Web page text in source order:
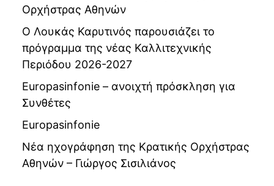
Ορχήστρας Αθηνών
Ο Λουκάς Καρυτινός παρουσιάζει το
πρόγραμμα της νέας Καλλιτεχνικής
Περιόδου 2026-2027
Europasinfonie – ανοιχτή πρόσκληση για
Συνθέτες
Europasinfonie
Νέα ηχογράφηση της Κρατικής Ορχήστρας
Αθηνών – Γιώργος Σισιλιάνος